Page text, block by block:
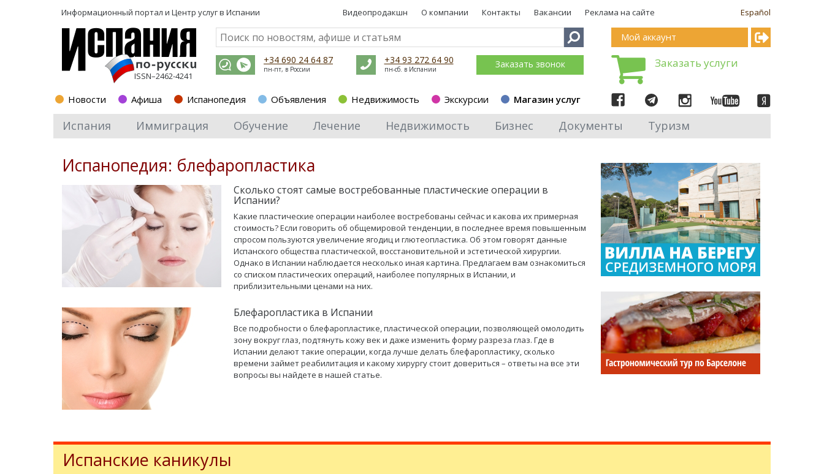
Информационный портал и Центр услуг в Испании Español
Видеопродакшн О компании Контакты Вакансии Реклама на сайте
ISSN–2462-4241
+34 690 24 64 87
пн-пт, в России
+34 93 272 64 90
пн-сб. в Испании Заказать звонок
Новости Афиша Испанопедия Объявления Недвижимость Экскурсии Магазин услуг
Мой аккаунт
Заказать услуги
Испания Иммиграция Обучение Лечение Недвижимость Бизнес Документы Туризм
Испанопедия: блефаропластика
Сколько стоят самые востребованные пластические операции в
Испании?
Какие пластические операции наиболее востребованы сейчас и какова их примерная
стоимость? Если говорить об общемировой тенденции, в последнее время повышенным
спросом пользуются увеличение ягодиц и глютеопластика. Об этом говорят данные
Испанского общества пластической, восстановительной и эстетической хирургии.
Однако в Испании наблюдается несколько иная картина. Предлагаем вам ознакомиться
со списком пластических операций, наиболее популярных в Испании, и
приблизительными ценами на них.
Блефаропластика в Испании
Все подробности о блефаропластике, пластической операции, позволяющей омолодить
зону вокруг глаз, подтянуть кожу век и даже изменить форму разреза глаз. Где в
Испании делают такие операции, когда лучше делать блефаропластику, сколько
времени займет реабилитация и какому хирургу стоит довериться – ответы на все эти
вопросы вы найдете в нашей статье.
Испанские каникулы